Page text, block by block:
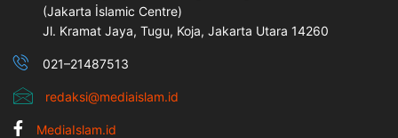
(Jakarta İslamic Centre)
Jl. Kramat Jaya, Tugu, Koja, Jakarta Utara 14260
021–21487513
redaksi@mediaislam.id
MediaIslam.id